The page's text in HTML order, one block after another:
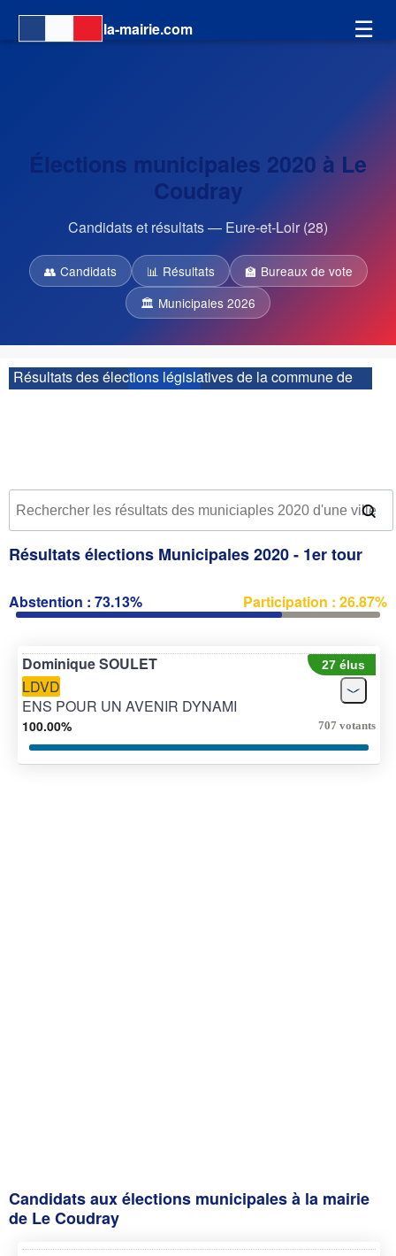
la-mairie.com ☰
Élections municipales 2020 à Le
Coudray
Candidats et résultats — Eure-et-Loir (28)
👥 Candidats 📊 Résultats
🏫 Bureaux de vote
🏛 Municipales 2026
Résultats des élections législatives de la commune de
Le Coudray :| 1ère circonscription
Résultats élections Municipales 2020 - 1er tour
Abstention : 73.13% Participation : 26.87%
Dominique SOULET 27 élus
LDVD
ENS POUR UN AVENIR DYNAMI
100.00% 707 votants
Candidats aux élections municipales à la mairie
de Le Coudray